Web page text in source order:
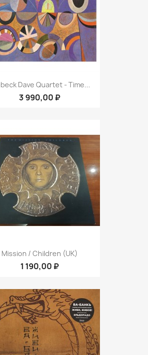
Dave Quartet - Time...
3 990,00 ₽
Mission / Children (UK)
1 190,00 ₽